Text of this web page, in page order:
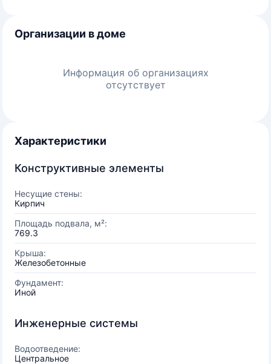
Организации в доме
Информация об организациях
отсутствует
Характеристики
Конструктивные элементы
Несущие стены:
Кирпич
Площадь подвала, м²:
769.3
Крыша:
Железобетонные
Фундамент:
Иной
Инженерные системы
Водоотведение:
Центральное